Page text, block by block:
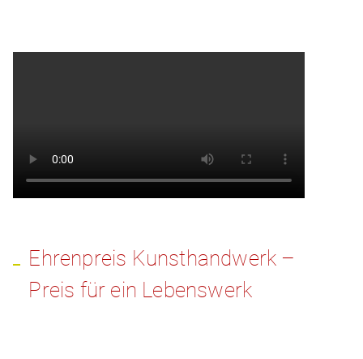
Ehrenpreis Kunsthandwerk –
Preis für ein Lebenswerk